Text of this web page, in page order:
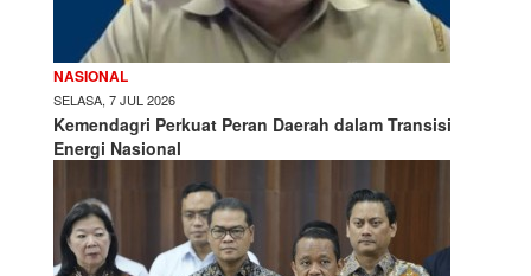
NASIONAL
SELASA, 7 JUL 2026
Kemendagri Perkuat Peran Daerah dalam Transisi
Energi Nasional